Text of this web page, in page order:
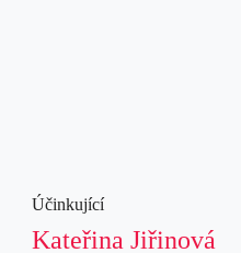
Účinkující
Kateřina Jiřinová